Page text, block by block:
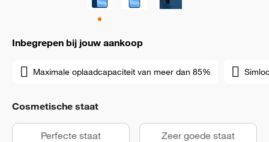
Inbegrepen bij jouw aankoop
Maximale oplaadcapaciteit van meer dan 85%
Cosmetische staat
Perfecte staat Zeer goede staat